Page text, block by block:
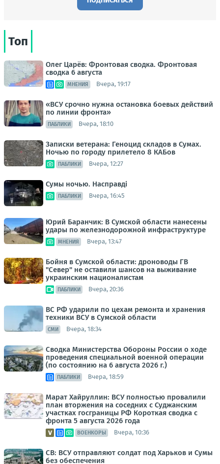
Топ
Олег Царёв: Фронтовая сводка. Фронтовая
сводка 6 августа
МНЕНИЯ Вчера, 19:17
«ВСУ срочно нужна остановка боевых действий
по линии фронта»
ПАБЛИКИ Вчера, 18:10
Записки ветерана: Геноцид складов в Сумах.
Ночью по городу прилетело 8 КАБов
ПАБЛИКИ Вчера, 12:27
Сумы ночью. Насправді
ПАБЛИКИ Вчера, 16:45
Юрий Баранчик: В Сумской области нанесены
удары по железнодорожной инфраструктуре
МНЕНИЯ Вчера, 13:47
Бойня в Сумской области: дроноводы ГВ
"Север" не оставили шансов на выживание
украинским националистам
ПАБЛИКИ Вчера, 20:36
ВС РФ ударили по цехам ремонта и хранения
техники ВСУ в Сумской области
СМИ Вчера, 18:34
Сводка Министерства Обороны России о ходе
проведения специальной военной операции
(по состоянию на 6 августа 2026 г.)
ПАБЛИКИ Вчера, 18:59
Марат Хайруллин: ВСУ полностью провалили
план вторжения на соседних с Суджанским
участках госграницы РФ Короткая сводка с
фронта 5 августа 2026 года
ВОЕНКОРЫ Вчера, 10:36
СВ: ВСУ отправляют солдат под Харьков и Сумы
без обеспечения